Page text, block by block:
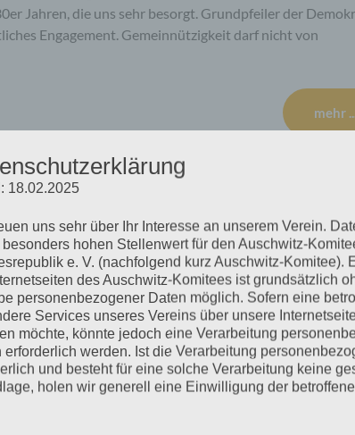
Jahren, die uns sehr besorgt. Grundpfeiler der
Engagement. Gemeinnützigkeit darf nicht von
mehr
18.02.2025
uns sehr über Ihr Interesse an unserem Verein.
hohen Stellenwert für den Auschwitz-
e. V. (nachfolgend kurz Auschwitz-Komitee).
des Auschwitz-Komitees ist grundsätzlich
personenbezogener Daten möglich. Sofern eine
Services unseres Vereins über unsere
möchte, könnte jedoch eine Verarbeitung
erforderlich werden. Ist die Verarbeitung
und besteht für eine solche Verarbeitung keine
holen wir generell eine Einwilligung der